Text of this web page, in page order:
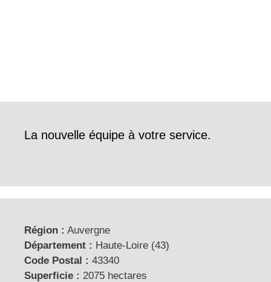
La nouvelle équipe à votre service.
Région : Auvergne
Département : Haute-Loire (43)
Code Postal : 43340
Superficie : 2075 hectares